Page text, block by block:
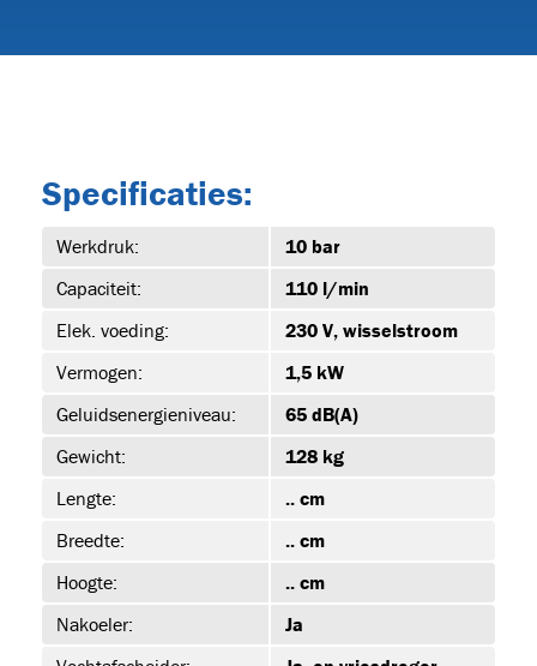
Specificaties:
Werkdruk:
10 bar
Capaciteit:
110 l/min
Elek. voeding:
230 V, wisselstroom
Vermogen:
1,5 kW
Geluidsenergieniveau:
65 dB(A)
Gewicht:
128 kg
Lengte:
.. cm
Breedte:
.. cm
Hoogte:
.. cm
Nakoeler:
Ja